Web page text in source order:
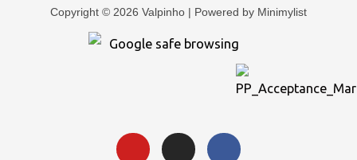
Copyright © 2026 Valpinho | Powered by Minimylist